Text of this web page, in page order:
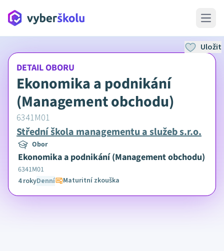
Open
DETAIL OBORU
Ekonomika a podnikání
(Management obchodu)
6341M01
Střední škola managementu a služeb s.r.o.
Obor
Ekonomika a podnikání (Management obchodu)
6341M01
4 rokyDenní Maturitní zkouška
Uložit